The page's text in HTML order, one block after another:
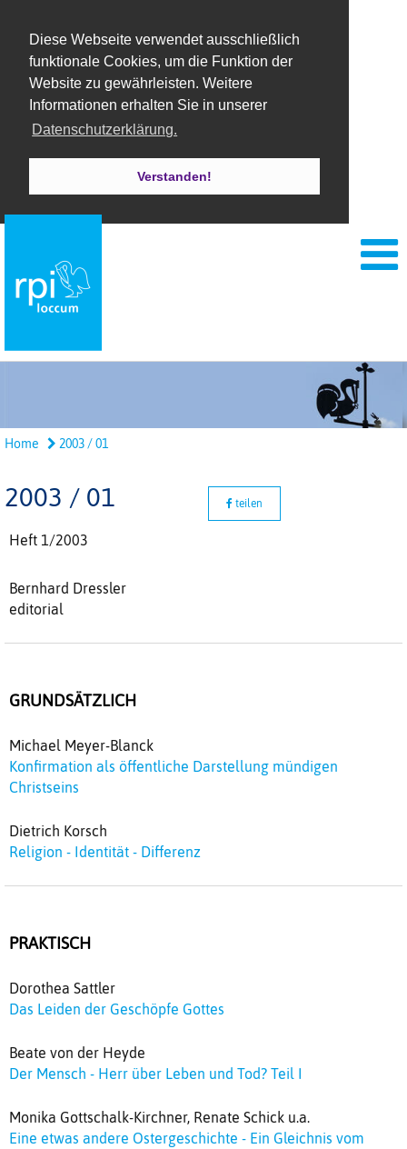
Diese Webseite verwendet ausschließlich
funktionale Cookies, um die Funktion der
Website zu gewährleisten. Weitere
Informationen erhalten Sie in unserer
Datenschutzerklärung.
Verstanden!
Home 2003 / 01
2003 / 01 teilen
Heft 1/2003
Bernhard Dressler
editorial
GRUNDSÄTZLICH
Michael Meyer-Blanck
Konfirmation als öffentliche Darstellung mündigen
Christseins
Dietrich Korsch
Religion - Identität - Differenz
PRAKTISCH
Dorothea Sattler
Das Leiden der Geschöpfe Gottes
Beate von der Heyde
Der Mensch - Herr über Leben und Tod? Teil I
Monika Gottschalk-Kirchner, Renate Schick u.a.
Eine etwas andere Ostergeschichte - Ein Gleichnis vom